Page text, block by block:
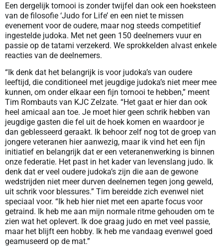
Een dergelijk tornooi is zonder twijfel dan ook een hoeksteen
van de filosofie ‘Judo for Life’ en een niet te missen
evenement voor de oudere, maar nog steeds competitief
ingestelde judoka. Met net geen 150 deelnemers vuur en
passie op de tatami verzekerd. We sprokkelden alvast enkele
reacties van de deelnemers.
“Ik denk dat het belangrijk is voor judoka’s van oudere
leeftijd, die conditioneel met jeugdige judoka’s niet meer mee
kunnen, om onder elkaar een fijn tornooi te hebben,” meent
Tim Rombauts van KJC Zelzate. “Het gaat er hier dan ook
heel amicaal aan toe. Je moet hier geen schrik hebben van
jeugdige gasten die fel uit de hoek komen en waardoor je
dan geblesseerd geraakt. Ik behoor zelf nog tot de groep van
jongere veteranen hier aanwezig, maar ik vind het een fijn
initiatief en belangrijk dat er een veteranenwerking is binnen
onze federatie. Het past in het kader van levenslang judo. Ik
denk dat er veel oudere judoka’s zijn die aan de gewone
wedstrijden niet meer durven deelnemen tegen jong geweld,
uit schrik voor blessures.” Tim bereidde zich evenwel niet
speciaal voor. “Ik heb hier niet met een aparte focus voor
getraind. Ik heb me aan mijn normale ritme gehouden om te
zien wat het oplevert. Ik doe graag judo en met veel passie,
maar het blijft een hobby. Ik heb me vandaag evenwel goed
geamuseerd op de mat.”